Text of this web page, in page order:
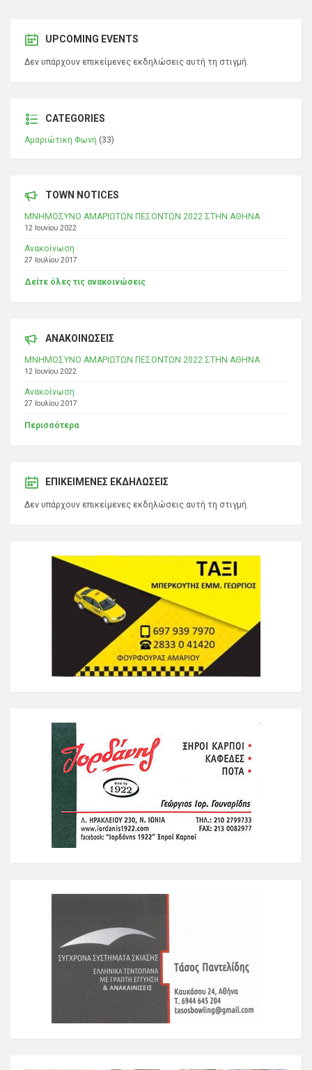
UPCOMING EVENTS
Δεν υπάρχουν επικείμενες εκδηλώσεις αυτή τη στιγμή.
CATEGORIES
Αμαριώτικη Φωνή (33)
TOWN NOTICES
ΜΝΗΜΟΣΥΝΟ ΑΜΑΡΙΩΤΩΝ ΠΕΣΟΝΤΩΝ 2022 ΣΤΗΝ ΑΘΗΝΑ
12 Ιουνίου 2022
Ανακοίνωση
27 Ιουλίου 2017
Δείτε όλες τις ανακοινώσεις
ΑΝΑΚΟΙΝΩΣΕΙΣ
ΜΝΗΜΟΣΥΝΟ ΑΜΑΡΙΩΤΩΝ ΠΕΣΟΝΤΩΝ 2022 ΣΤΗΝ ΑΘΗΝΑ
12 Ιουνίου 2022
Ανακοίνωση
27 Ιουλίου 2017
Περισσότερα
ΕΠΙΚΕΊΜΕΝΕΣ ΕΚΔΗΛΏΣΕΙΣ
Δεν υπάρχουν επικείμενες εκδηλώσεις αυτή τη στιγμή.